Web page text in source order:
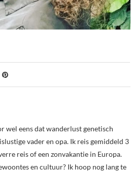
wel eens dat wanderlust genetisch
vader en opa. Ik reis gemiddeld 3
reis of een zonvakantie in Europa.
en cultuur? Ik hoop nog lang te